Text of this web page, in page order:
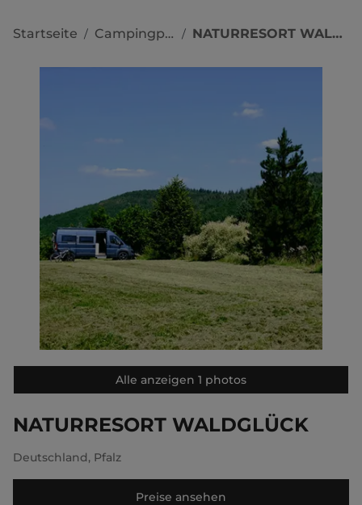
Startseite / Campingplätze / NATURRESORT WALDGLÜCK
Alle anzeigen 1 photos
NATURRESORT WALDGLÜCK
Deutschland, Pfalz
Preise ansehen